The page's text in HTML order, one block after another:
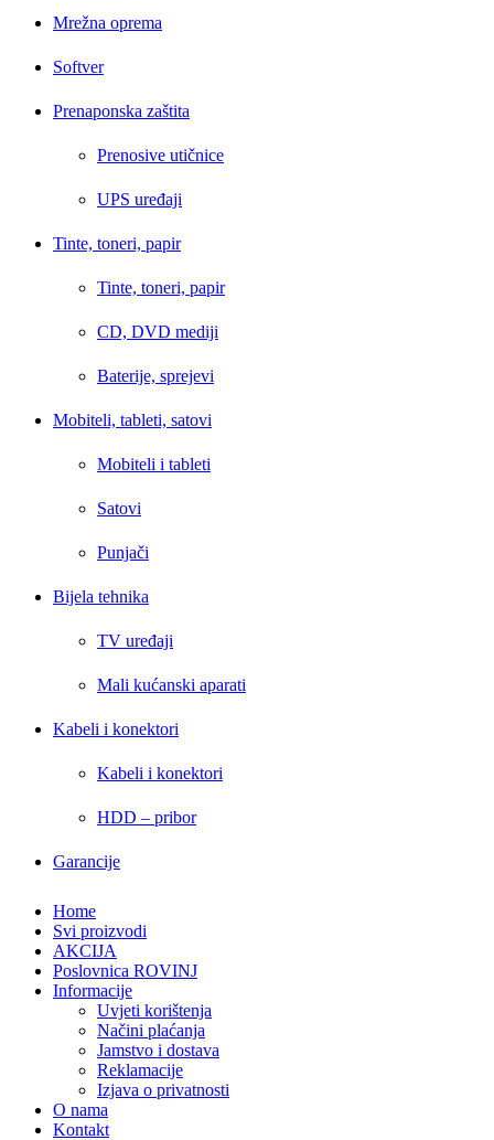
Mrežna oprema
Softver
Prenaponska zaštita
Prenosive utičnice
UPS uređaji
Tinte, toneri, papir
Tinte, toneri, papir
CD, DVD mediji
Baterije, sprejevi
Mobiteli, tableti, satovi
Mobiteli i tableti
Satovi
Punjači
Bijela tehnika
TV uređaji
Mali kućanski aparati
Kabeli i konektori
Kabeli i konektori
HDD – pribor
Garancije
Home
Svi proizvodi
AKCIJA
Poslovnica ROVINJ
Informacije
Uvjeti korištenja
Načini plaćanja
Jamstvo i dostava
Reklamacije
Izjava o privatnosti
O nama
Kontakt